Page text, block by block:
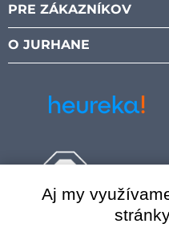
PRE ZÁKAZNÍKOV
O JURHANE
Aj my